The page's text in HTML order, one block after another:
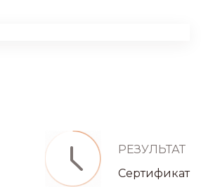
РЕЗУЛЬТАТ
Сертификат